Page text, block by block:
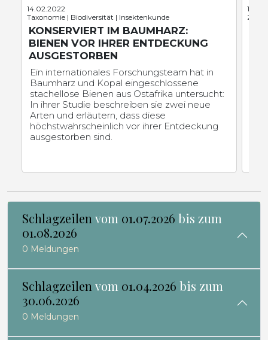
14.02.2022
Taxonomie | Biodiversität | Insektenkunde
KONSERVIERT IM BAUMHARZ:
BIENEN VOR IHRER ENTDECKUNG
AUSGESTORBEN
Ein internationales Forschungsteam hat in
Baumharz und Kopal eingeschlossene
stachellose Bienen aus Ostafrika untersucht:
In ihrer Studie beschreiben sie zwei neue
Arten und erläutern, dass diese
höchstwahrscheinlich vor ihrer Entdeckung
ausgestorben sind.
Schlagzeilen vom 01.07.2026 bis zum
01.08.2026
0 Meldungen
Schlagzeilen vom 01.04.2026 bis zum
30.06.2026
0 Meldungen